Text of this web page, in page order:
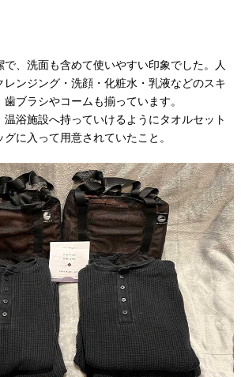
、洗面も含めて使いやすい印象でした。人
レンジング・洗顔・化粧水・乳液などのスキ
ブラシやコームも揃っています。
浴施設へ持っていけるようにタオルセット
に入って用意されていたこと。